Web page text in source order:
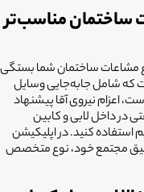
ساختمان مناسب‌تر
مشاعات ساختمان شما بستگی
که شامل جابه‌جایی وسایل
اعزام نیروی آقا پیشنهاد
در داخل لابی و کابین
کنید. در اپلیکیشن
مجتمع خود، نوع متخصص